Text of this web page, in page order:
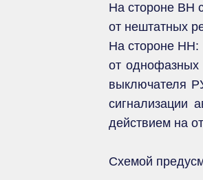
На стороне ВН
от нештатных
На стороне НН:
от однофазных
выключателя
сигнализации
действием на
Схемой